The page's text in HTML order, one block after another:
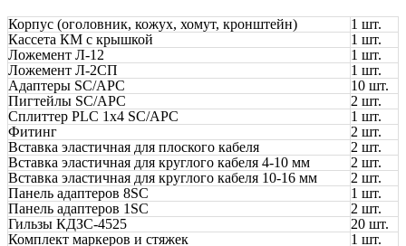
Корпус (оголовник, кожух, хомут, кронштейн)
1 шт.
Кассета КМ с крышкой
1 шт.
Ложемент Л-12
1 шт.
Ложемент Л-2СП
1 шт.
Адаптеры SC/APC
10 шт.
Пигтейлы SC/APC
2 шт.
Сплиттер PLC 1х4 SC/APC
1 шт.
Фитинг
2 шт.
Вставка эластичная для плоского кабеля
2 шт.
Вставка эластичная для круглого кабеля 4-10 мм
2 шт.
Вставка эластичная для круглого кабеля 10-16 мм
2 шт.
Панель адаптеров 8SC
1 шт.
Панель адаптеров 1SC
2 шт.
Гильзы КДЗС-4525
20 шт.
Комплект маркеров и стяжек
1 шт.